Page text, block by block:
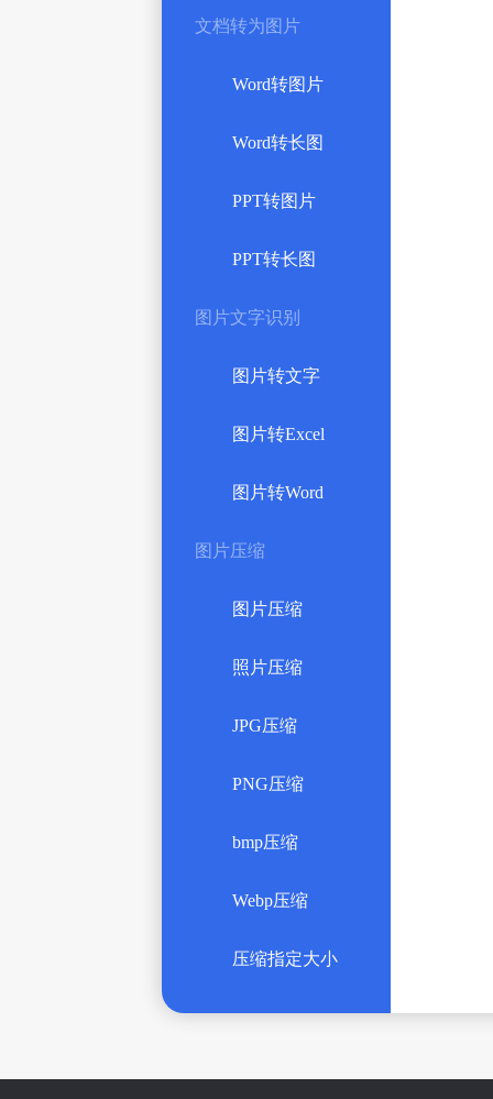
文档转为图片
Word转图片
Word转长图
PPT转图片
PPT转长图
图片文字识别
图片转文字
图片转Excel
图片转Word
图片压缩
图片压缩
照片压缩
JPG压缩
PNG压缩
bmp压缩
Webp压缩
压缩指定大小